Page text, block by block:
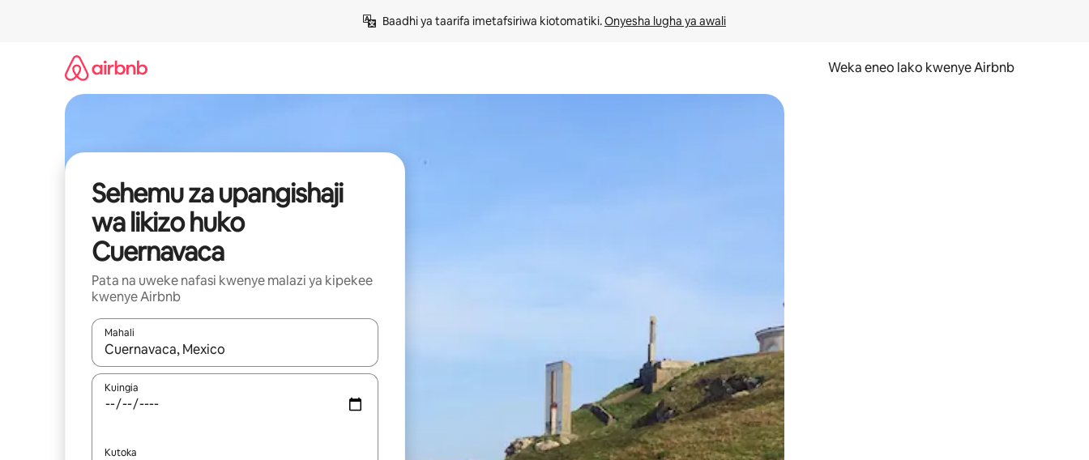
Baadhi ya taarifa imetafsiriwa kiotomatiki. Onyesha lugha ya awali
Weka eneo lako kwenye Airbnb
Sehemu za upangishaji
wa likizo huko
Cuernavaca
Pata na uweke nafasi kwenye malazi ya kipekee
kwenye Airbnb
Mahali
Wakati matokeo yanapatikana, vinjari kwa kutumia vitufe vya vishale vya juu na chini au uchunguze kwa kugusa au kutelezesha kidole kwenye ishara.
Kuingia
Kutoka